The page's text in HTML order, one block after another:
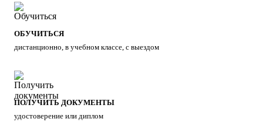
ОБУЧИТЬСЯ
дистанционно, в учебном классе, с выездом
ПОЛУЧИТЬ ДОКУМЕНТЫ
удостоверение или диплом